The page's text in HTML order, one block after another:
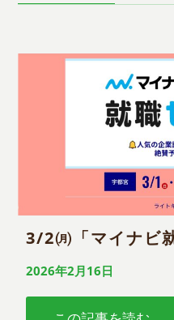
3/2㈪「マイナビ
2026年2月16日